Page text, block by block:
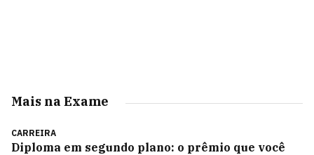
Mais na Exame
CARREIRA
Diploma em segundo plano: o prêmio que você